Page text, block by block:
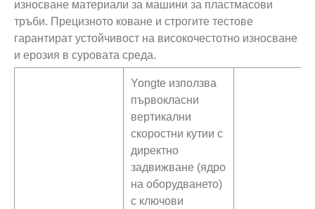
износване материали за машини за пластмасови
тръби. Прецизното коване и строгите тестове
гарантират устойчивост на високочестотно износване
и ерозия в суровата среда.
Yongte използва
първокласни
вертикални
скоростни кутии с
директно
задвижване (ядро
на оборудването)
с ключови